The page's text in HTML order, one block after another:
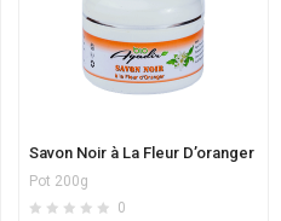
Savon Noir à La Fleur D’oranger
Pot 200g
0